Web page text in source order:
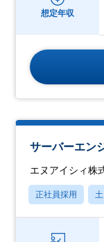
想定年収
サーバーエン
エヌアイシィ株
正社員採用